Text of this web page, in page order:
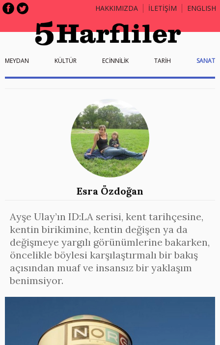
HAKKIMIZDA İLETİŞİM ENGLISH
MEYDAN KÜLTÜR ECİNNİLİK TARİH SANAT
Esra Özdoğan
Ayşe Ulay’ın ID:LA serisi, kent tarihçesine,
kentin birikimine, kentin değişen ya da
değişmeye yargılı görünümlerine bakarken,
öncelikle böylesi karşılaştırmalı bir bakış
açısından muaf ve insansız bir yaklaşım
benimsiyor.